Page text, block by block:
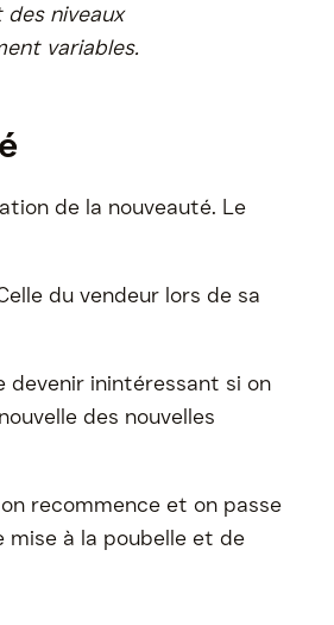
niveaux
variables.
de la nouveauté. Le
du vendeur lors de sa
devenir inintéressant si on
des nouvelles
recommence et on passe
mise à la poubelle et de